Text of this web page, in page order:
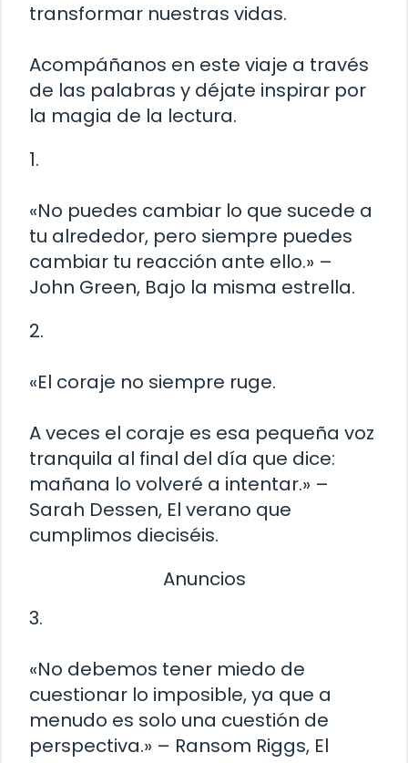
transformar nuestras vidas.
Acompáñanos en este viaje a través
de las palabras y déjate inspirar por
la magia de la lectura.
1.
«No puedes cambiar lo que sucede a
tu alrededor, pero siempre puedes
cambiar tu reacción ante ello.» –
John Green, Bajo la misma estrella.
2.
«El coraje no siempre ruge.
A veces el coraje es esa pequeña voz
tranquila al final del día que dice:
mañana lo volveré a intentar.» –
Sarah Dessen, El verano que
cumplimos dieciséis.
Anuncios
3.
«No debemos tener miedo de
cuestionar lo imposible, ya que a
menudo es solo una cuestión de
perspectiva.» – Ransom Riggs, El